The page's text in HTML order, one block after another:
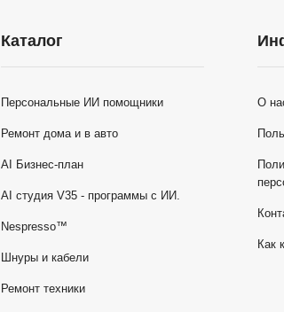
Каталог
Персональные ИИ помощники
Ремонт дома и в авто
AI Бизнес-план
AI студия V35 - программы с ИИ.
Nespresso™
Шнуры и кабели
Ремонт техники
О
Как